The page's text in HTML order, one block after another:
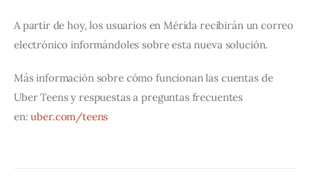
A partir de hoy, los usuarios en Mérida recibirán un correo
electrónico informándoles sobre esta nueva solución.
Más información sobre cómo funcionan las cuentas de
Uber Teens y respuestas a preguntas frecuentes
en: uber.com/teens